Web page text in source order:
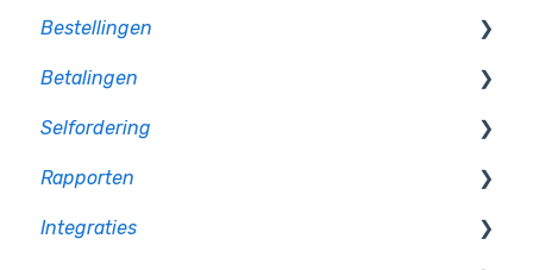
Productcategorie & indeling
Supplementen
Voorraad
Menu's en gangen
Prijslijsten
Gebruikersbeheer
Rechten en authorisatie
Bestellingen
Op bon
Op rekening betalen
Plattegrond & tafels
Betalingen
Betaalmethoden
Transactieverwerkers
Betalingen verwerken
Selfordering
Bestelzuil
Selfordering - Instellingen
Rapporten
Omzet rapportage
Integraties